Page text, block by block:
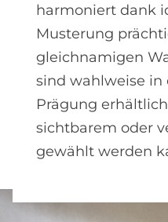
harmoniert dank
Musterung
gleichnamigen
sind wahlweise in
Prägung
sichtbarem oder
gewählt werden